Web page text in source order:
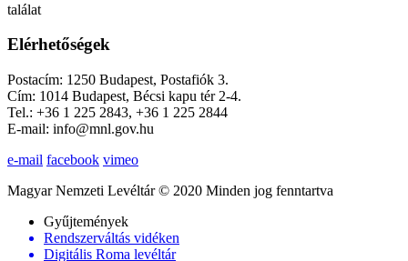
találat
Elérhetőségek
Postacím: 1250 Budapest, Postafiók 3.
Cím: 1014 Budapest, Bécsi kapu tér 2-4.
Tel.: +36 1 225 2843, +36 1 225 2844
E-mail: info@mnl.gov.hu
e-mail facebook vimeo
Magyar Nemzeti Levéltár © 2020 Minden jog fenntartva
Gyűjtemények
Rendszerváltás vidéken
Digitális Roma levéltár